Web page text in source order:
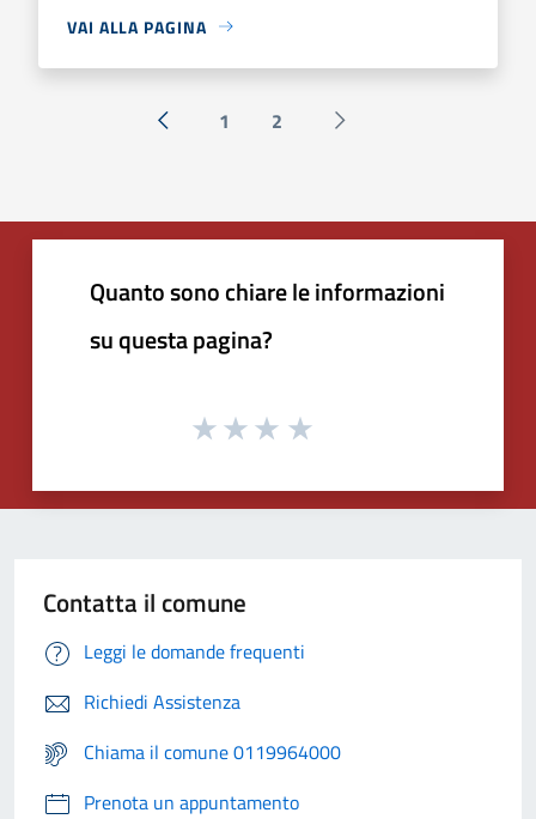
VAI ALLA PAGINA
« Precedente
1 2 Successiva »
Quanto sono chiare le informazioni
su questa pagina?
Contatta il comune
Leggi le domande frequenti
Richiedi Assistenza
Chiama il comune 0119964000
Prenota un appuntamento